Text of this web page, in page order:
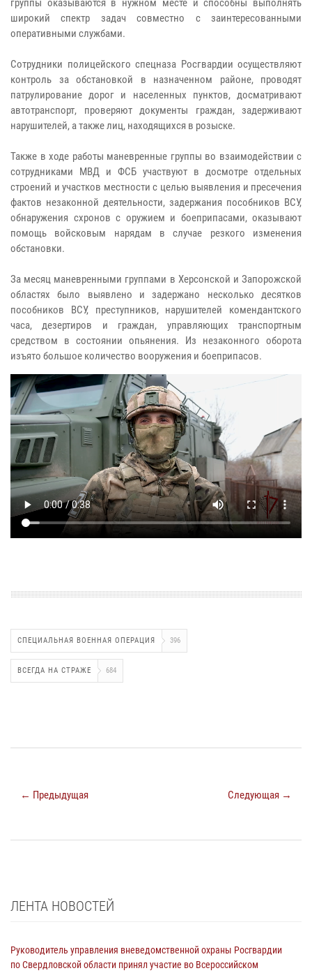
группы оказываются в нужном месте и способны выполнять
широкий спектр задач совместно с заинтересованными
оперативными службами.
Сотрудники полицейского спецназа Росгвардии осуществляют
контроль за обстановкой в назначенном районе, проводят
патрулирование дорог и населенных пунктов, досматривают
автотранспорт, проверяют документы граждан, задерживают
нарушителей, а также лиц, находящихся в розыске.
Также в ходе работы маневренные группы во взаимодействии с
сотрудниками МВД и ФСБ участвуют в досмотре отдельных
строений и участков местности с целью выявления и пресечения
фактов незаконной деятельности, задержания пособников ВСУ,
обнаружения схронов с оружием и боеприпасами, оказывают
помощь войсковым нарядам в случае резкого изменения
обстановки.
За месяц маневренными группами в Херсонской и Запорожской
областях было выявлено и задержано несколько десятков
пособников ВСУ, преступников, нарушителей комендантского
часа, дезертиров и граждан, управляющих транспортным
средством в состоянии опьянения. Из незаконного оборота
изъято большое количество вооружения и боеприпасов.
СПЕЦИАЛЬНАЯ ВОЕННАЯ ОПЕРАЦИЯ 396
ВСЕГДА НА СТРАЖЕ 684
← Предыдущая Следующая →
ЛЕНТА НОВОСТЕЙ
Руководитель управления вневедомственной охраны Росгвардии
по Свердловской области принял участие во Всероссийском